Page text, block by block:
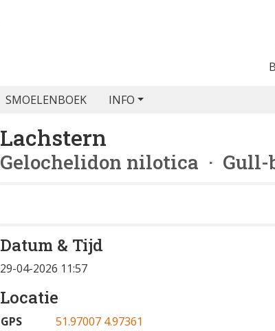
SMOELENBOEK INFO
Lachstern
Gelochelidon nilotica ·
Datum & Tijd
29-04-2026 11:57
Locatie
GPS
51.97007 4.97361